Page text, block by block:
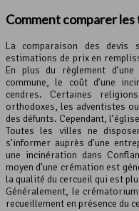
Comment comparer les
La comparaison des devis
estimations de prix en
En plus du règlement
commune, le coût d’une
cendres. Certaines
orthodoxes, les adventistes
des défunts. Cependant,
Toutes les villes ne
s’informer auprès d’une
une incinération dans
moyen d’une crémation est
la qualité du cercueil qui est
Généralement, le
recueillement en présence du